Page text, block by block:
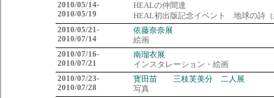
2010/05/14-
2010/05/19
HEALの仲間達
HEAL初出版記念イベント 地球の詩
2010/05/21-
2010/07/14
依藤奈奈展
絵画
2010/07/16-
2010/07/21
南瑠衣展
インスタレーション・絵画
2010/07/23-
2010/07/28
寳田苗 三枝芙美分 二人展
写真